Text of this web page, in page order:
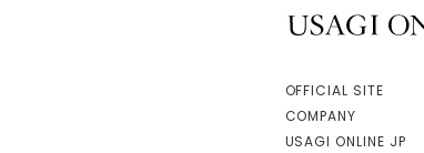
OFFICIAL SITE
COMPANY
USAGI ONLINE JP